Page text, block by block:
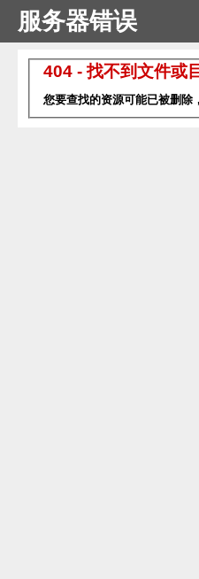
服务器错误
404 - 找不到文件或
您要查找的资源可能已被删除